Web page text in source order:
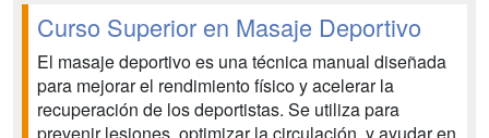
Curso Superior en Masaje Deportivo
El masaje deportivo es una técnica manual diseñada
para mejorar el rendimiento físico y acelerar la
recuperación de los deportistas. Se utiliza para